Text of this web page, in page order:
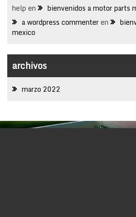
help en
bienvenidos a motor parts
a wordpress commenteren
mexico
archivos
marzo 2022